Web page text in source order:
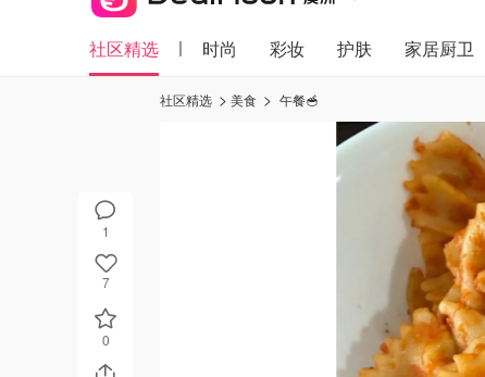
社区精选 时尚 彩妆 护肤 家居厨卫
1
7
0
社区精选 美食 午餐🥣